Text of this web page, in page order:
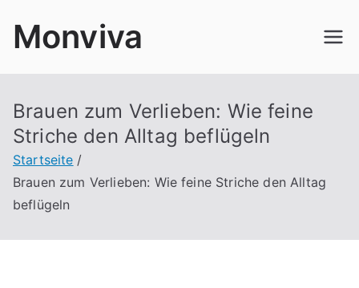
InhaltMonviva
Brauen zum Verlieben: Wie feine
Striche den Alltag beflügeln
Startseite
Brauen zum Verlieben: Wie feine Striche den Alltag
beflügeln